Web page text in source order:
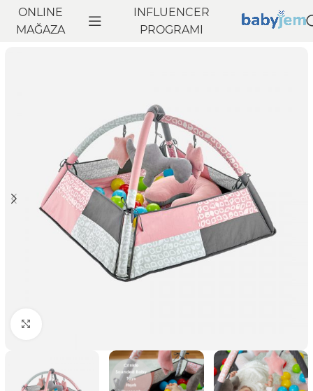
ONLINE
MAĞAZA
INFLUENCER
PROGRAMI
Anasayfa Oyuncak